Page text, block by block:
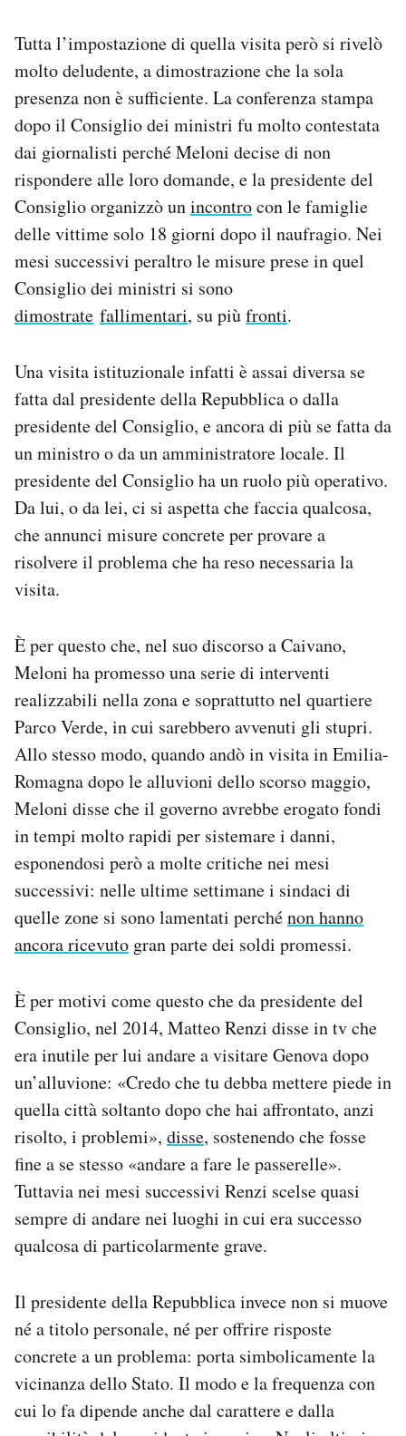
Tutta l’impostazione di quella visita però si rivelò
molto deludente, a dimostrazione che la sola
presenza non è sufficiente. La conferenza stampa
dopo il Consiglio dei ministri fu molto contestata
dai giornalisti perché Meloni decise di non
rispondere alle loro domande, e la presidente del
Consiglio organizzò unincontrocon le famiglie
delle vittime solo 18 giorni dopo il naufragio. Nei
mesi successivi peraltro le misure prese in quel
Consiglio dei ministri si sono
dimostrate fallimentari, su piùfronti.
Una visita istituzionale infatti è assai diversa se
fatta dal presidente della Repubblica o dalla
presidente del Consiglio, e ancora di più se fatta da
un ministro o da un amministratore locale. Il
presidente del Consiglio ha un ruolo più operativo.
Da lui, o da lei, ci si aspetta che faccia qualcosa,
che annunci misure concrete per provare a
risolvere il problema che ha reso necessaria la
visita.
È per questo che, nel suo discorso a Caivano,
Meloni ha promesso una serie di interventi
realizzabili nella zona e soprattutto nel quartiere
Parco Verde, in cui sarebbero avvenuti gli stupri.
Allo stesso modo, quando andò in visita in Emilia-
Romagna dopo le alluvioni dello scorso maggio,
Meloni disse che il governo avrebbe erogato fondi
in tempi molto rapidi per sistemare i danni,
esponendosi però a molte critiche nei mesi
successivi: nelle ultime settimane i sindaci di
quelle zone si sono lamentati perchénon hanno
ancora ricevuto gran parte dei soldi promessi.
È per motivi come questo che da presidente del
Consiglio, nel 2014, Matteo Renzi disse in tv che
era inutile per lui andare a visitare Genova dopo
un’alluvione: «Credo che tu debba mettere piede in
quella città soltanto dopo che hai affrontato, anzi
risolto, i problemi», disse, sostenendo che fosse
fine a se stesso «andare a fare le passerelle».
Tuttavia nei mesi successivi Renzi scelse quasi
sempre di andare nei luoghi in cui era successo
qualcosa di particolarmente grave.
Il presidente della Repubblica invece non si muove
né a titolo personale, né per offrire risposte
concrete a un problema: porta simbolicamente la
vicinanza dello Stato. Il modo e la frequenza con
cui lo fa dipende anche dal carattere e dalla